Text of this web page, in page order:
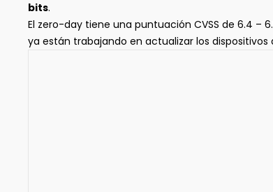
bits.
El zero-day tiene una puntuación CVSS de 6.4 –
ya están trabajando en actualizar los